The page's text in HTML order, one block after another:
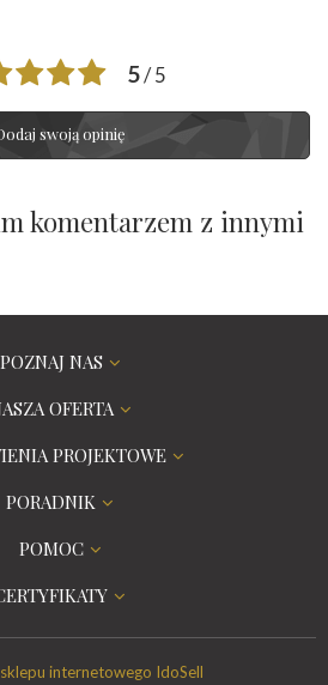
5/ 5
swoją opinię
komentarzem z innymi
POZNAJ NAS
OFERTA
PROJEKTOWE
PORADNIK
POMOC